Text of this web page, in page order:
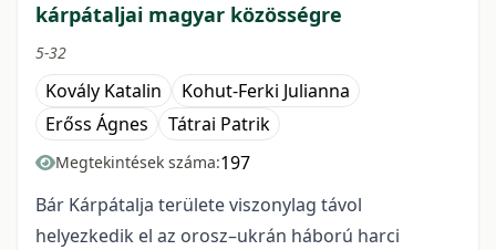
kárpátaljai magyar közösségre
5-32
Kovály Katalin
Kohut-Ferki Julianna
Erőss Ágnes
Tátrai Patrik
Megtekintések száma:197
Bár Kárpátalja területe viszonylag távol
helyezkedik el az orosz–ukrán háború harci